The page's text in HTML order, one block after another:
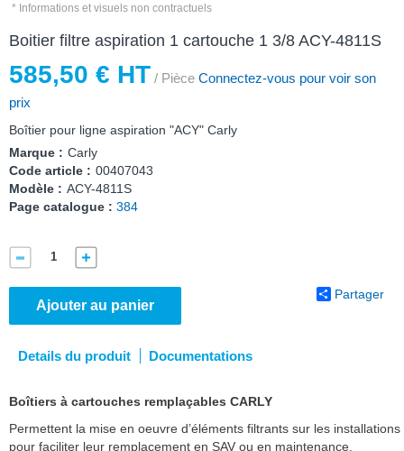
* Informations et visuels non contractuels
Boitier filtre aspiration 1 cartouche 1 3/8 ACY-4811S
585,50 € HT / Pièce Connectez-vous pour voir son
prix
Boîtier pour ligne aspiration "ACY" Carly
Marque : Carly
Code article : 00407043
Modèle : ACY-4811S
Page catalogue : 384
Ajouter au panier
Partager
Details du produit Documentations
Boîtiers à cartouches remplaçables CARLY
Permettent la mise en oeuvre d’éléments filtrants sur les installations
pour faciliter leur remplacement en SAV ou en maintenance.